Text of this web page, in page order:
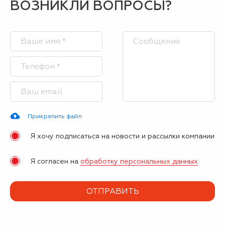
ВОЗНИКЛИ ВОПРОСЫ?
Прикрепить файл
Я хочу подписаться на новости и рассылки компании
Я согласен на обработку персональных данных